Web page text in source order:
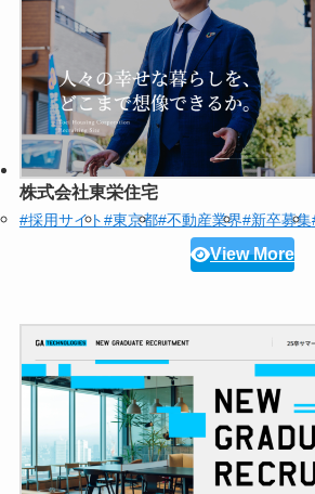
株式会社東栄住宅
#採用サイト#東京都#不動産業界#新卒募集
View More